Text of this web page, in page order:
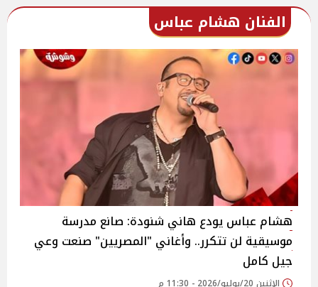
الفنان هشام عباس
هشام عباس يودع هاني شنودة: صانع مدرسة
موسيقية لن تتكرر.. وأغاني "المصريين" صنعت وعي
جيل كامل
الإثنين 20/يوليو/2026 - 11:30 م